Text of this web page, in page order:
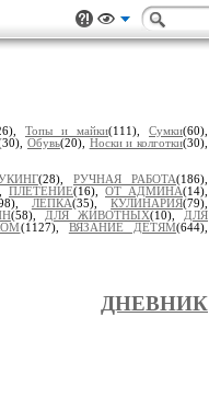
Топы и майки(111), Сумки(60),
Обувь(20), Носки и колготки(30),
(28), РУЧНАЯ РАБОТА(186),
ПЛЕТЕНИЕ(16), ОТ АДМИНА(14),
ЛЕПКА(35),КУЛИНАРИЯ(79),
(58), ДЛЯ ЖИВОТНЫХ(10), ДЛЯ
(1127), ВЯЗАНИЕ ДЕТЯМ(644),
ДНЕВНИК